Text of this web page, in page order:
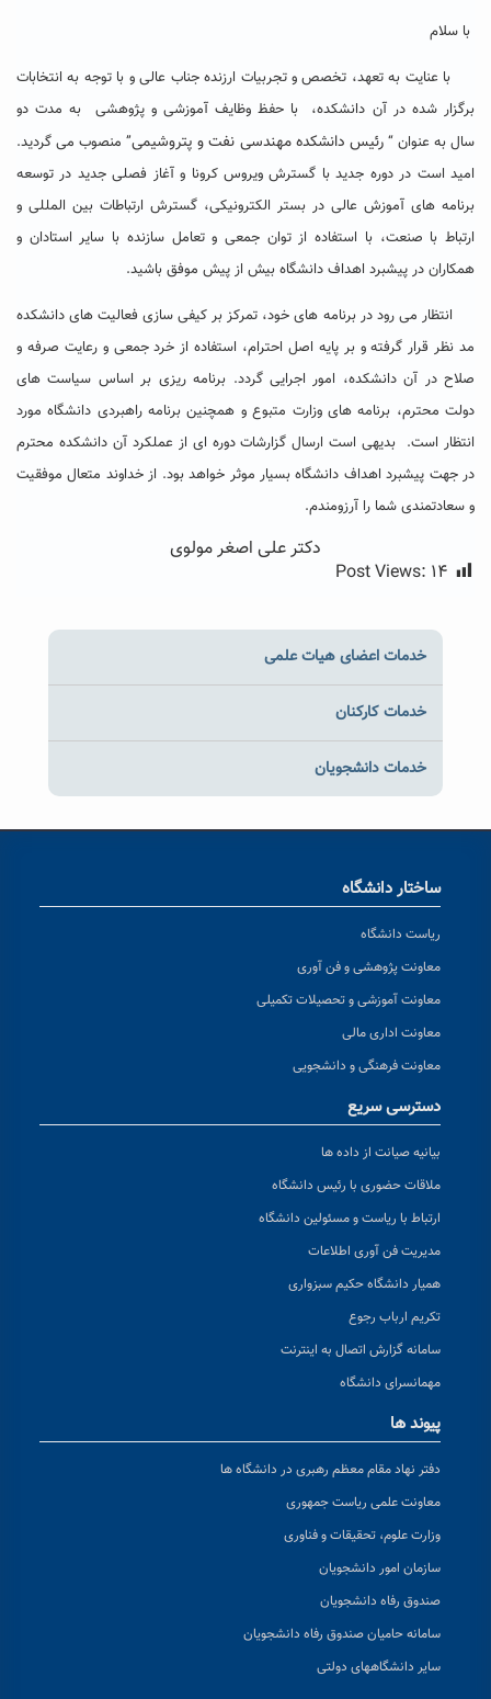
با سلام
با عنایت به تعهد، تخصص و تجربیات ارزنده جناب عالی و با توجه به انتخابات
برگزار شده در آن دانشکده، با حفظ وظایف آموزشی و پژوهشی به مدت دو
سال به عنوان “ رئیس دانشکده مهندسی نفت و پتروشیمی” منصوب می گردید.
امید است در دوره جدید با گسترش ویروس کرونا و آغاز فصلی جدید در توسعه
برنامه های آموزش عالی در بستر الکترونیکی، گسترش ارتباطات بین المللی و
ارتباط با صنعت، با استفاده از توان جمعی و تعامل سازنده با سایر استادان و
همکاران در پیشبرد اهداف دانشگاه بیش از پیش موفق باشید.
انتظار می رود در برنامه های خود، تمرکز بر کیفی سازی فعالیت های دانشکده
مد نظر قرار گرفته و بر پایه اصل احترام، استفاده از خرد جمعی و رعایت صرفه و
صلاح در آن دانشکده، امور اجرایی گردد. برنامه ریزی بر اساس سیاست های
دولت محترم، برنامه های وزارت متبوع و همچنین برنامه راهبردی دانشگاه مورد
انتظار است. بدیهی است ارسال گزارشات دوره ای از عملکرد آن دانشکده محترم
در جهت پیشبرد اهداف دانشگاه بسیار موثر خواهد بود. از خداوند متعال موفقیت
و سعادتمندی شما را آرزومندم.
دکتر علی اصغر مولوی
Post Views: ۱۴
خدمات اعضای هیات علمی
خدمات کارکنان
خدمات دانشجویان
ساختار دانشگاه
ریاست دانشگاه
معاونت پژوهشی و فن آوری
معاونت آموزشی و تحصیلات تکمیلی
معاونت اداری مالی
معاونت فرهنگی و دانشجویی
دسترسی سریع
بیانیه صیانت از داده ها
ملاقات حضوری با رئیس دانشگاه
ارتباط با ریاست و مسئولین دانشگاه
مدیریت فن آوری اطلاعات
همیار دانشگاه حکیم سبزواری
تکریم ارباب رجوع
سامانه گزارش اتصال به اینترنت
مهمانسرای دانشگاه
پیوند ها
دفتر نهاد مقام معظم رهبری در دانشگاه ها
معاونت علمی ریاست جمهوری
وزارت علوم، تحقیقات و فناوری
سازمان امور دانشجویان
صندوق رفاه دانشجویان
سامانه حامیان صندوق رفاه دانشجویان
سایر دانشگاههای دولتی